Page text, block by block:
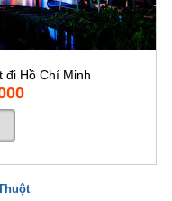
đi Hồ Chí Minh